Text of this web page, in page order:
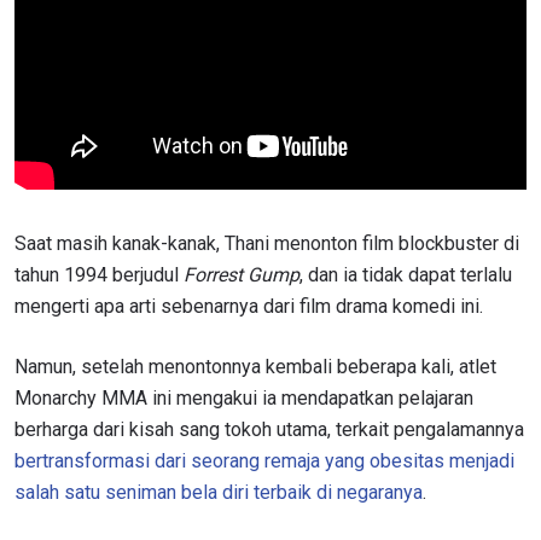
Saat masih kanak-kanak, Thani menonton film blockbuster di
tahun 1994 berjudul Forrest Gump, dan ia tidak dapat terlalu
mengerti apa arti sebenarnya dari film drama komedi ini.
Namun, setelah menontonnya kembali beberapa kali, atlet
Monarchy MMA ini mengakui ia mendapatkan pelajaran
berharga dari kisah sang tokoh utama, terkait pengalamannya
bertransformasi dari seorang remaja yang obesitas menjadi
salah satu seniman bela diri terbaik di negaranya.